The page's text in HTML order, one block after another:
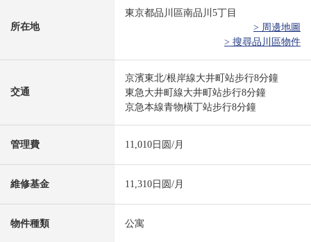
所在地
東京都品川區南品川5丁目
> 周邊地圖
> 搜尋品川區物件
交通
京濱東北/根岸線大井町站步行8分鐘
東急大井町線大井町站步行8分鐘
京急本線青物橫丁站步行8分鐘
管理費 11,010日圆/月
維修基金 11,310日圆/月
物件種類 公寓